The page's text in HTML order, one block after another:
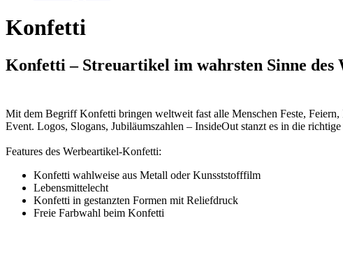
Konfetti
Konfetti – Streuartikel im wahrsten Sinne
Mit dem Begriff Konfetti bringen weltweit fast alle Menschen Feste,
Event. Logos, Slogans, Jubiläumszahlen – InsideOut stanzt es in die
Features des Werbeartikel-Konfetti:
Konfetti wahlweise aus Metall oder Kunsststofffilm
Lebensmittelecht
Konfetti in gestanzten Formen mit Reliefdruck
Freie Farbwahl beim Konfetti